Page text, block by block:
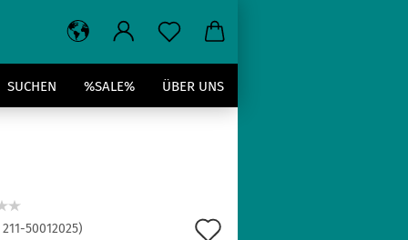
SUCHEN %SALE% ÜBER UNS
211-50012025)